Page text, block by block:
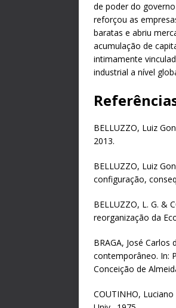
de poder do
reforçou as
baratas e abriu
acumulação de
intimamente
industrial a nível
BELLUZZO, Luiz
2013.
BELLUZZO, Luiz
configuração,
BELLUZZO, L. G. &
reorganização da
BRAGA, José
contemporâneo. In:
Conceição de
COUTINHO,